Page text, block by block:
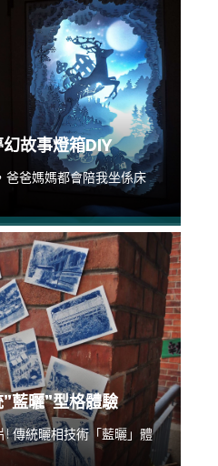
故事燈箱DIY
爸爸媽媽都會陪我坐係床
藍曬”型格體驗
! 傳統曬相技術「藍曬」體